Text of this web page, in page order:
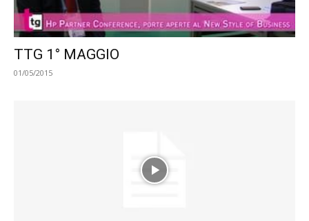
TTG 1° MAGGIO
01/05/2015